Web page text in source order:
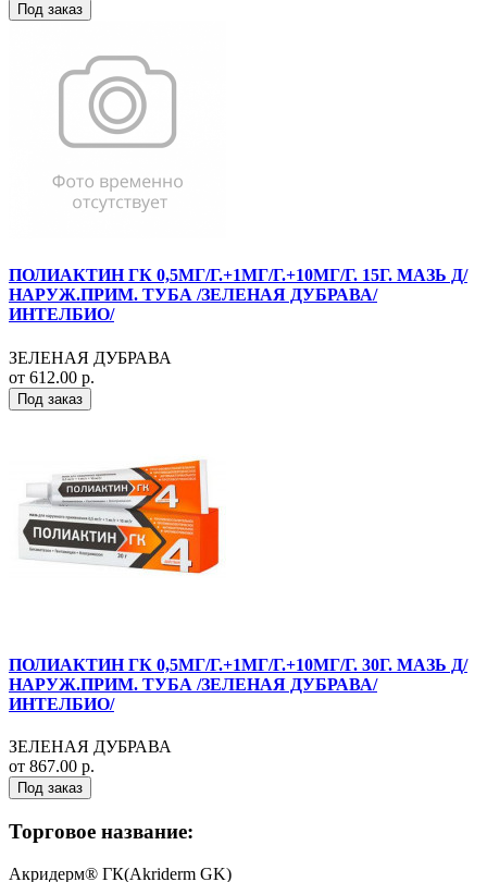
Под заказ
ПОЛИАКТИН ГК 0,5МГ/Г.+1МГ/Г.+10МГ/Г. 15Г. МАЗЬ Д/
НАРУЖ.ПРИМ. ТУБА /ЗЕЛЕНАЯ ДУБРАВА/
ИНТЕЛБИО/
ЗЕЛЕНАЯ ДУБРАВА
от 612.00 р.
Под заказ
ПОЛИАКТИН ГК 0,5МГ/Г.+1МГ/Г.+10МГ/Г. 30Г. МАЗЬ Д/
НАРУЖ.ПРИМ. ТУБА /ЗЕЛЕНАЯ ДУБРАВА/
ИНТЕЛБИО/
ЗЕЛЕНАЯ ДУБРАВА
от 867.00 р.
Под заказ
Торговое название:
Акридерм® ГК(Akriderm GK)